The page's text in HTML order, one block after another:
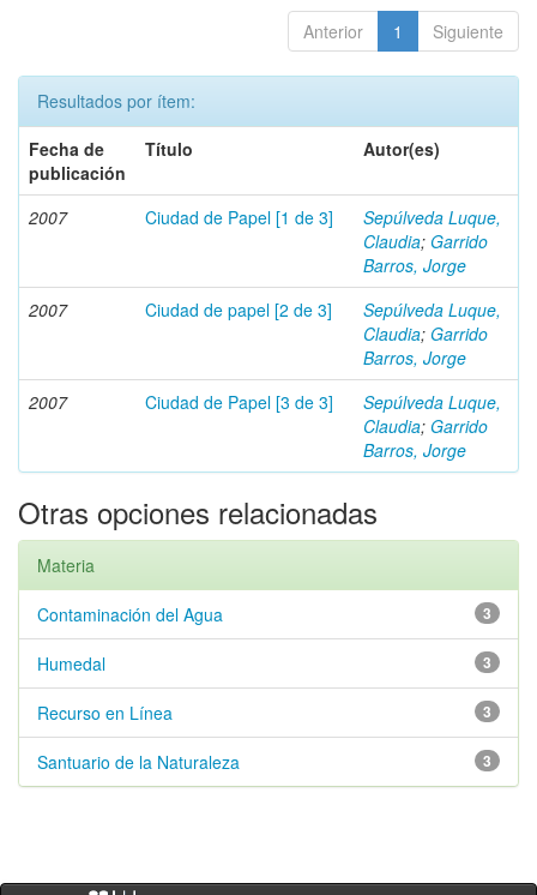
Anterior 1 Siguiente
Resultados por ítem:
Fecha de
publicación
Título Autor(es)
2007 Ciudad de Papel [1 de 3]
Sepúlveda Luque,
Claudia; Garrido
Barros, Jorge
2007
Ciudad de papel [2 de 3]
Sepúlveda Luque,
Claudia; Garrido
Barros, Jorge
2007
Ciudad de Papel [3 de 3]
Sepúlveda Luque,
Claudia; Garrido
Barros, Jorge
Otras opciones relacionadas
Materia
3
Contaminación del Agua
3
Humedal
3
Recurso en Línea
3
Santuario de la Naturaleza